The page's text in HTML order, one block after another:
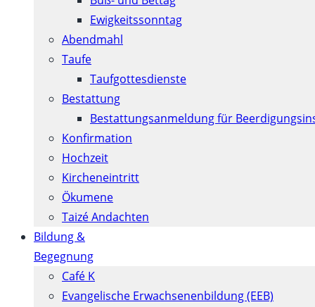
Ewigkeitssonntag
Abendmahl
Taufe
Taufgottesdienste
Bestattung
Bestattungsanmeldung für
Konfirmation
Hochzeit
Kircheneintritt
Ökumene
Taizé Andachten
Bildung &
Begegnung
Café K
Evangelische Erwachsenenbildung (EEB)